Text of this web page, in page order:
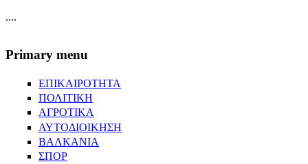
....
Primary menu
ΕΠΙΚΑΙΡΟΤΗΤΑ
ΠΟΛΙΤΙΚΗ
ΑΓΡΟΤΙΚΑ
ΑΥΤΟΔΙΟΙΚΗΣΗ
ΒΑΛΚΑΝΙΑ
ΣΠΟΡ